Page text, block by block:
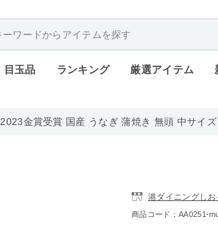
目玉品 ランキング 厳選アイテム
2023金賞受賞 国産 うなぎ 蒲焼き 無頭 中サイ
港ダイニングしお
商品コード：AA0251-